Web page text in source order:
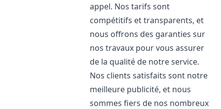
appel. Nos tarifs sont
compétitifs et transparents, et
nous offrons des garanties sur
nos travaux pour vous assurer
de la qualité de notre service.
Nos clients satisfaits sont notre
meilleure publicité, et nous
sommes fiers de nos nombreux